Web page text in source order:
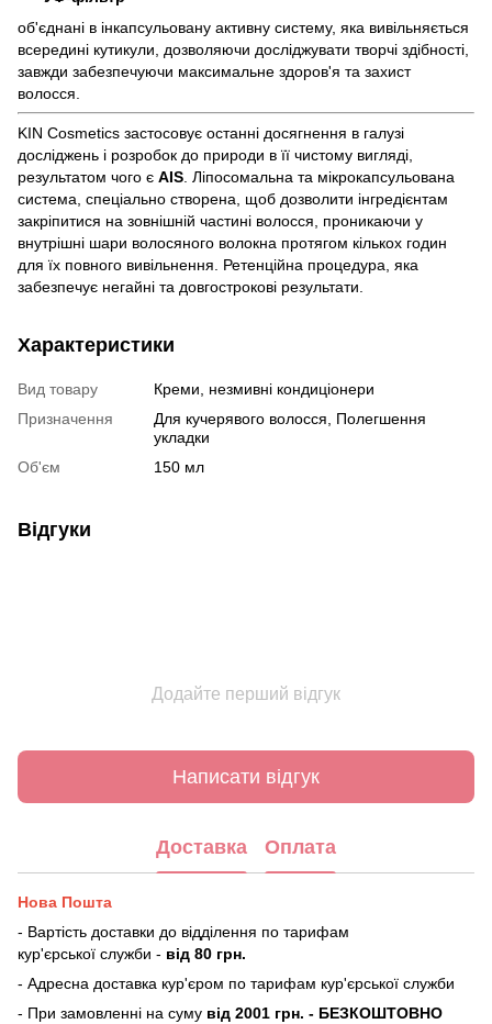
об'єднані в інкапсульовану активну систему, яка вивільняється
всередині кутикули, дозволяючи досліджувати творчі здібності,
завжди забезпечуючи максимальне здоров'я та захист
волосся.
KIN Cosmetics застосовує останні досягнення в галузі
досліджень і розробок до природи в її чистому вигляді,
результатом чого є AIS . Ліпосомальна та мікрокапсульована
система, спеціально створена, щоб дозволити інгредієнтам
закріпитися на зовнішній частині волосся, проникаючи у
внутрішні шари волосяного волокна протягом кількох годин
для їх повного вивільнення. Ретенційна процедура, яка
забезпечує негайні та довгострокові результати.
Характеристики
Вид товару
Креми, незмивні кондиціонери
Призначення
Для кучерявого волосся, Полегшення
укладки
Об'єм
150 мл
Відгуки
Додайте перший відгук
Написати відгук
Доставка Оплата
Нова Пошта
- Вартість доставки до відділення по тарифам
кур'єрської служби - від 80 грн.
- Адресна доставка кур'єром по тарифам кур'єрської служби
- При замовленні на суму від 2001 грн. - БЕЗКОШТОВНО